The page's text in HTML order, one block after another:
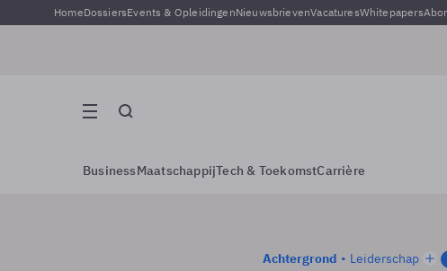
HomeDossiersEvents & OpleidingenNieuwsbrievenVacaturesWhitepapers
BusinessMaatschappijTech & ToekomstCarrière
Achtergrond Leiderschap